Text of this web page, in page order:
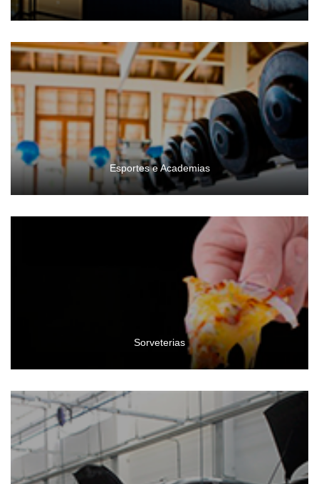
Esportes e Academias
Sorveterias